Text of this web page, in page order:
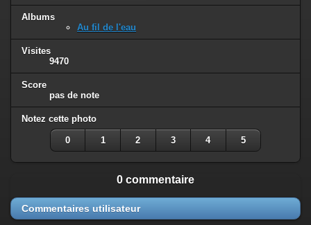
Albums
Au fil de l'eau
Visites
9470
Score
pas de note
Notez cette photo
0 1 2 3 4 5
0 commentaire
Commentaires utilisateur